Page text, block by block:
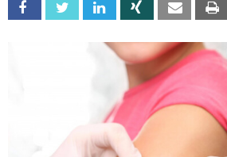
Facebook Twitter Linkedin Xing Email